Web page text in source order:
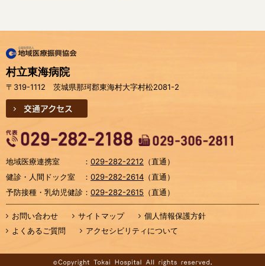
村立東海病院
〒319-1112 茨城県那珂郡東海村大字村松2081-2
交通アクセス
地域医療連携室 ： 029-282-2212 （直通）
健診・人間ドック室
： 029-282-2614 （直通）
予防接種・乳幼児健診 ： 029-282-2615 （直通）
お問い合わせ サイトマップ
個人情報保護方針
よくあるご質問
アクセシビリティについて